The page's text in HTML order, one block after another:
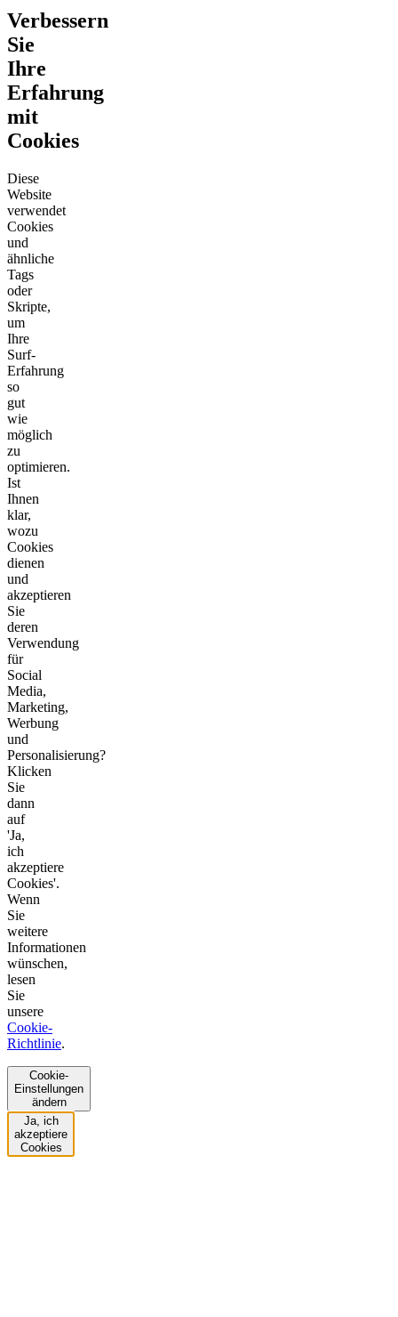
Verbessern
Sie
Ihre
Erfahrung
mit
Cookies
Diese
Website
verwendet
Cookies
und
ähnliche
Tags
oder
Skripte,
um
Ihre
Surf-
Erfahrung
so
gut
wie
möglich
zu
optimieren.
Ist
Ihnen
klar,
wozu
Cookies
dienen
und
akzeptieren
Sie
deren
Verwendung
für
Social
Media,
Marketing,
Werbung
und
Personalisierung?
Klicken
Sie
dann
auf
'Ja,
ich
akzeptiere
Cookies'.
Wenn
Sie
weitere
Informationen
wünschen,
lesen
Sie
unsere
Cookie-
Richtlinie.
Cookie-
Einstellungen
ändern
Ja, ich
akzeptiere
Cookies